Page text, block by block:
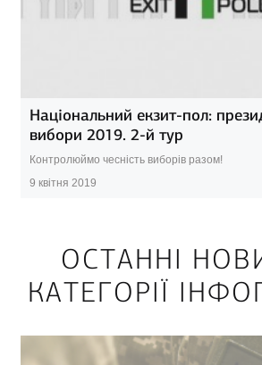
Національний екзит-пол:
вибори 2019. 2-й тур
Контролюймо чесність виборів разом!
9 квітня 2019
ОСТАННІ
КАТЕГОРІЇ